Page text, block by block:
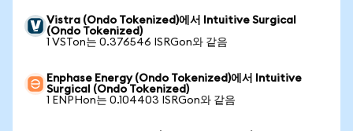
Vistra (Ondo Tokenized)에서 Intuitive Surgical
(Ondo Tokenized)
1 VSTon는 0.376546 ISRGon와 같음
Enphase Energy (Ondo Tokenized)에서 Intuitive
Surgical (Ondo Tokenized)
1 ENPHon는 0.104403 ISRGon와 같음